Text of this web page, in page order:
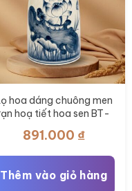
hoa dáng chuông men
hoạ tiết hoa sen BT-
891.000 ₫
Thêm vào giỏ hàng